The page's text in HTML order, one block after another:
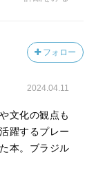
フォロー
2024.04.11
文化の観点も
躍するプレー
本。ブラジル